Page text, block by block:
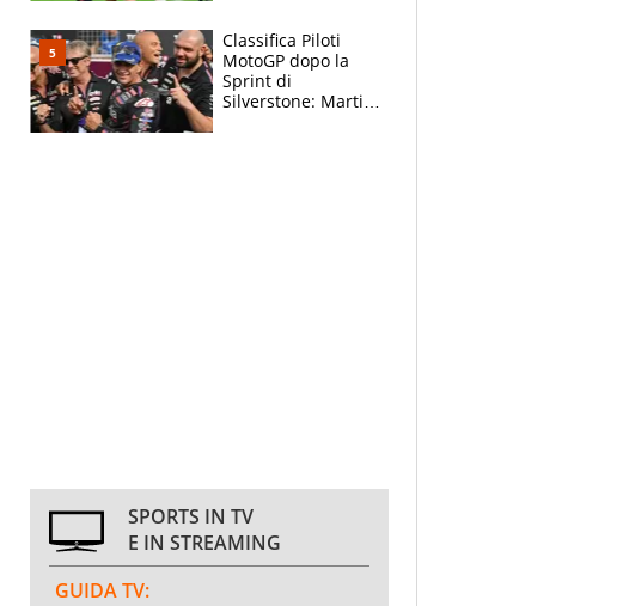
Classifica Piloti
MotoGP dopo la
Sprint di
Silverstone: Martin
SPORTS IN TV
E IN STREAMING
GUIDA TV: